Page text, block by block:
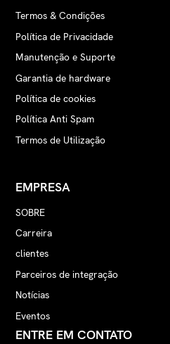
Termos & Condições
Política de Privacidade
Manutenção e Suporte
Garantia de hardware
Política de cookies
Política Anti Spam
Termos de Utilização
EMPRESA
SOBRE
Carreira
clientes
Parceiros de integração
Notícias
Eventos
ENTRE EM CONTATO